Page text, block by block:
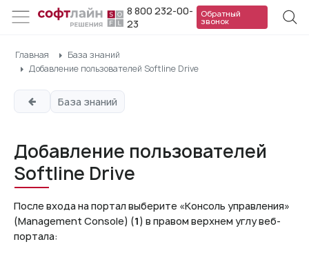
8 800 232-00-
23
Обратный
звонок
Главная
База знаний
Добавление пользователей Softline Drive
База знаний
Добавление пользователей
Softline Drive
После входа на портал выберите «Консоль управления»
(Management Console) (1) в правом верхнем углу веб-
портала: